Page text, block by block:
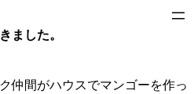
ました。
仲間がハウスでマンゴーを作っ